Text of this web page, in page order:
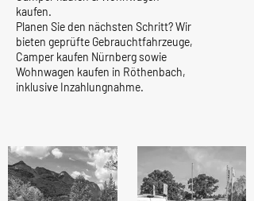
kaufen.
Planen Sie den nächsten Schritt? Wir
bieten geprüfte Gebrauchtfahrzeuge,
Camper kaufen Nürnberg sowie
Wohnwagen kaufen in Röthenbach,
inklusive Inzahlungnahme.